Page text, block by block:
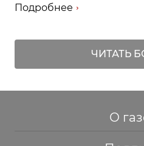
Подробнее
ЧИТАТЬ
О